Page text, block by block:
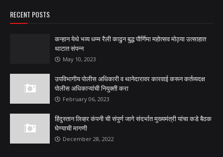
RECENT POSTS
कन्हान येथे भव्य धम्म रैली काढुन बुद्ध पौर्णिमा महोत्सव मोठ्या उत्साहात
थाटात संपन्न
May 10, 2023
उपविभागीय पोलीस अधिकारी व थानेदारावर कारवाई करून कर्तव्यदक्ष
पोलीस अधिकाऱ्यांची नियुक्ती करा
February 06, 2023
हिंदुस्तान लिव्हर कंपनी ची संपुर्ण जागे संदर्भात मुख्यमंत्री यांचा कडे बैठक
घेण्याची मागणी
December 28, 2022